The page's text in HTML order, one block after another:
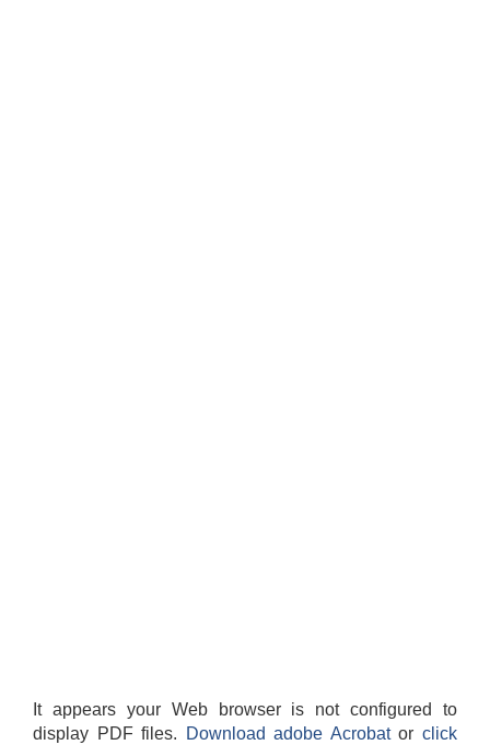
It appears your Web browser is not configured to
display PDF files.
Download adobe Acrobatorclick